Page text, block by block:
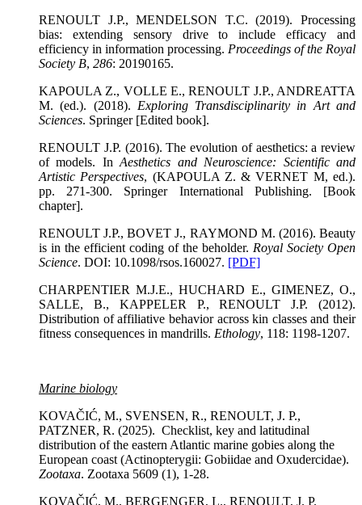
RENOULT J.P., MENDELSON T.C. (2019). Processing
bias: extending sensory drive to include efficacy and
efficiency in information processing. Proceedings of the Royal
Society B, 286: 20190165.
KAPOULA Z., VOLLE E., RENOULT J.P., ANDREATTA
M. (ed.). (2018). Exploring Transdisciplinarity in Art and
Sciences. Springer [Edited book].
RENOULT J.P. (2016). The evolution of aesthetics: a review
of models. InAesthetics and Neuroscience: Scientific and
Artistic Perspectives, (KAPOULA Z. & VERNET M, ed.).
pp. 271-300. Springer International Publishing. [Book
chapter].
RENOULT J.P., BOVET J., RAYMOND M. (2016). Beauty
is in the efficient coding of the beholder. Royal Society Open
Science. DOI: 10.1098/rsos.160027. [PDF]
CHARPENTIER M.J.E., HUCHARD E., GIMENEZ, O.,
SALLE, B., KAPPELER P., RENOULT J.P. (2012).
Distribution of affiliative behavior across kin classes and their
fitness consequences in mandrills. Ethology, 118: 1198-1207.
Marine biology
KOVAČIĆ, M., SVENSEN, R., RENOULT, J. P.,
PATZNER, R. (2025). Checklist, key and latitudinal
distribution of the eastern Atlantic marine gobies along the
European coast (Actinopterygii: Gobiidae and Oxudercidae).
Zootaxa. Zootaxa 5609 (1), 1-28.
KOVAČIĆ, M., BERGENGER, L., RENOULT, J. P.